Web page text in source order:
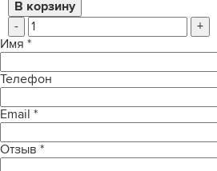
-
+
Имя *
Телефон
Email *
Отзыв *